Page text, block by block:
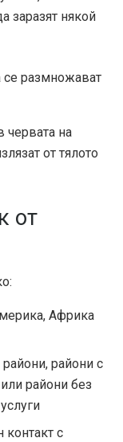
заразят някой
размножават
червата на
от тялото
от
Африка
райони с
райони без
с